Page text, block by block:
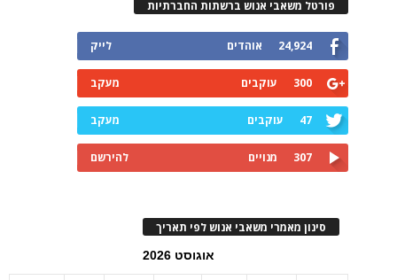
פורטל משאבי אנוש ברשתות החברתיות
24,924 אוהדים לייק
300 עוקבים מעקב
47 עוקבים מעקב
307 מנויים להירשם
סינון מאמרי משאבי אנוש לפי תאריך
אוגוסט 2026